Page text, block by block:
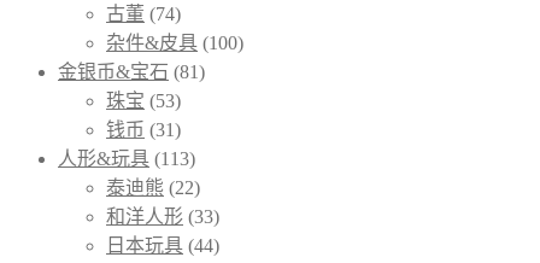
古董 (74)
杂件&皮具 (100)
金银币&宝石 (81)
珠宝 (53)
钱币 (31)
人形&玩具 (113)
泰迪熊 (22)
和洋人形 (33)
日本玩具 (44)